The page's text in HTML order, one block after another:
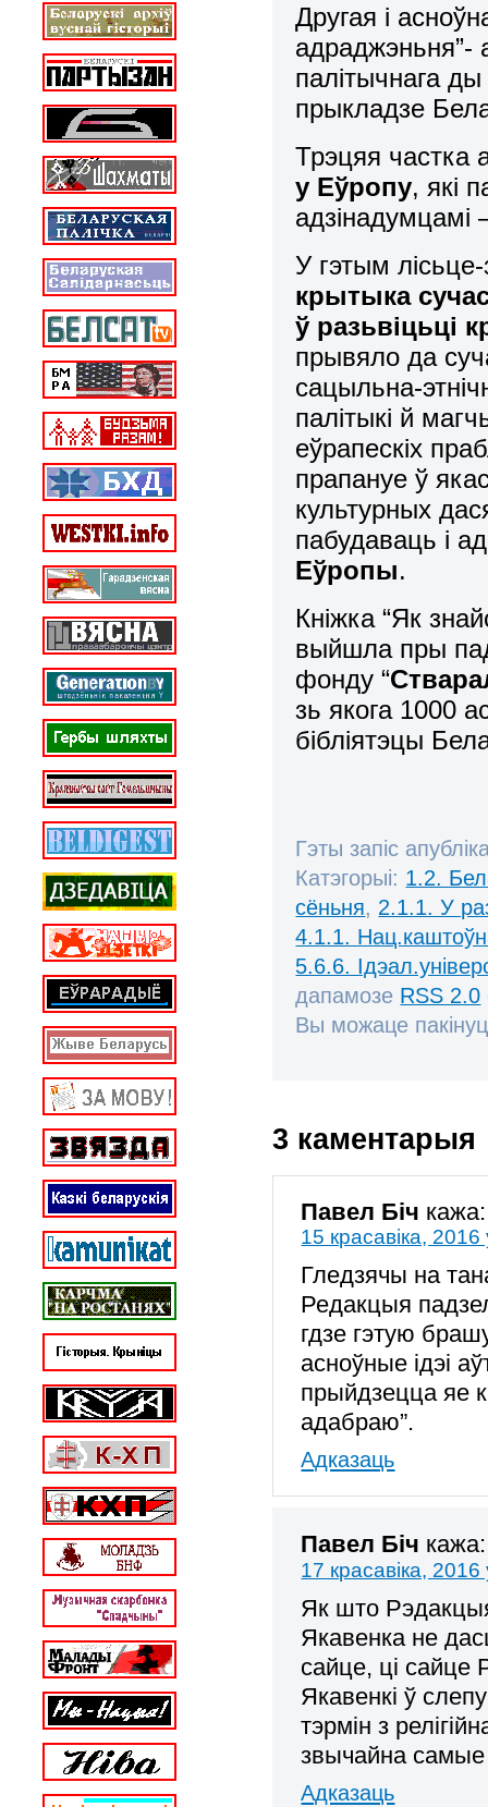
Другая і
адраджэньня”-
палітычнага
прыкладзе
Трэцяя
у Еўропу, які
адзінадумцамі
У гэтым
крытыка
ў разьвіцьці
прывяло да
сацыльна-
палітыкі й
еўрапескіх
прапануе ў
культурных
пабудаваць і
Еўропы.
Кніжка “Як
выйшла пры
фонду “
зь якога 1000
бібліятэцы
Гэты запіс
Катэгорыі: 1.2.
сёньня, 2.1.1. У
4.1.1.
5.6.6.
дапамозе RSS 2.0
Вы можаце
3 каментарыя
Павел Біч кажа:
15 красавіка,
Гледзячы на
Редакцыя
гдзе гэтую
асноўные ідэі
прыйдзецца яе
адабраю”.
Адказаць
Павел Біч кажа:
17 красавіка,
Як што
Якавенка не
сайце, ці сайце
Якавенкі ў
тэрмін з
звычайна
Адказаць